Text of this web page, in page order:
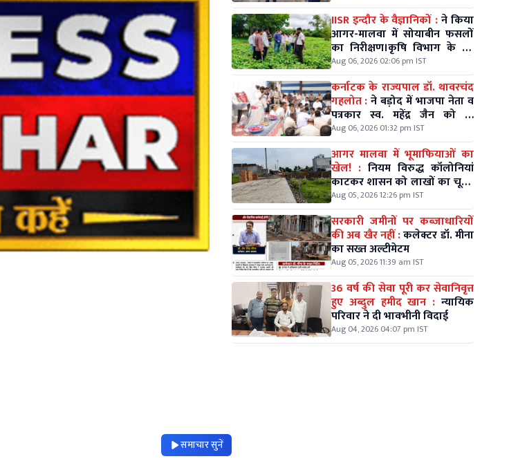
समाचार सुनें
के नेतृत्व में निकलेगी विशाल कलश
यात्रा। IISR इन्दौर के वैज्ञानिकों :ने किया
आगर-मालवा में सोयाबीन फसलों
का निरीक्षण।कृषि विभाग के उप
संचालक गोपेश पाठक भी रहे
मौजूद।
Aug 06, 2026 02:06 pm IST
कर्नाटक के राज्यपाल डॉ. थावरचंद
गहलोत :ने बड़ोद में भाजपा नेता व
पत्रकार स्व. महेंद्र जैन को दी
श्रद्धांजलि।
Aug 06, 2026 01:32 pm IST
आगर मालवा में भूमाफियाओं का
खेल! : नियम विरुद्ध कॉलोनियां
काटकर शासन को लाखों का चूना,
जिम्मेदारों की चुप्पी पर सवाल
Aug 05, 2026 12:26 pm IST
सरकारी जमीनों पर कब्जाधारियों
की अब खैर नहीं :कलेक्टर डॉ. मीना
का सख्त अल्टीमेटम
Aug 05, 2026 11:39 am IST
36 वर्ष की सेवा पूरी कर सेवानिवृत्त
हुए अब्दुल हमीद खान : न्यायिक
परिवार ने दी भावभीनी विदाई
Aug 04, 2026 04:07 pm IST